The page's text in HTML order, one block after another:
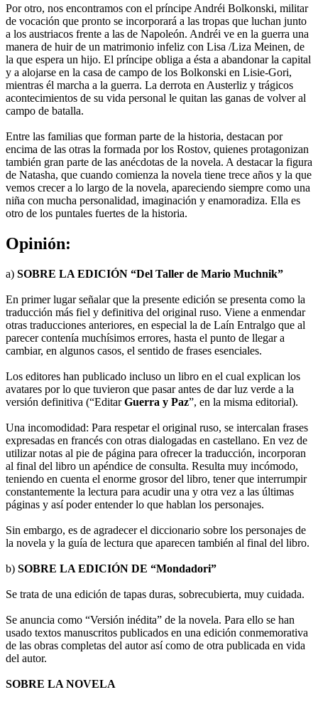
Por otro, nos encontramos con el príncipe Andréi Bolkonski, militar
de vocación que pronto se incorporará a las tropas que luchan junto
a los austriacos frente a las de Napoleón. Andréi ve en la guerra una
manera de huir de un matrimonio infeliz con Lisa /Liza Meinen, de
la que espera un hijo. El príncipe obliga a ésta a abandonar la capital
y a alojarse en la casa de campo de los Bolkonski en Lisie-Gori,
mientras él marcha a la guerra. La derrota en Austerliz y trágicos
acontecimientos de su vida personal le quitan las ganas de volver al
campo de batalla.
Entre las familias que forman parte de la historia, destacan por
encima de las otras la formada por los Rostov, quienes protagonizan
también gran parte de las anécdotas de la novela. A destacar la figura
de Natasha, que cuando comienza la novela tiene trece años y la que
vemos crecer a lo largo de la novela, apareciendo siempre como una
niña con mucha personalidad, imaginación y enamoradiza. Ella es
otro de los puntales fuertes de la historia.
Opinión:
a) SOBRE LA EDICIÓN “Del Taller de Mario Muchnik”
En primer lugar señalar que la presente edición se presenta como la
traducción más fiel y definitiva del original ruso. Viene a enmendar
otras traducciones anteriores, en especial la de Laín Entralgo que al
parecer contenía muchísimos errores, hasta el punto de llegar a
cambiar, en algunos casos, el sentido de frases esenciales.
Los editores han publicado incluso un libro en el cual explican los
avatares por lo que tuvieron que pasar antes de dar luz verde a la
versión definitiva (“EditarGuerra y Paz”, en la misma editorial).
Una incomodidad: Para respetar el original ruso, se intercalan frases
expresadas en francés con otras dialogadas en castellano. En vez de
utilizar notas al pie de página para ofrecer la traducción, incorporan
al final del libro un apéndice de consulta. Resulta muy incómodo,
teniendo en cuenta el enorme grosor del libro, tener que interrumpir
constantemente la lectura para acudir una y otra vez a las últimas
páginas y así poder entender lo que hablan los personajes.
Sin embargo, es de agradecer el diccionario sobre los personajes de
la novela y la guía de lectura que aparecen también al final del libro.
b) SOBRE LA EDICIÓN DE “Mondadori”
Se trata de una edición de tapas duras, sobrecubierta, muy cuidada.
Se anuncia como “Versión inédita” de la novela. Para ello se han
usado textos manuscritos publicados en una edición conmemorativa
de las obras completas del autor así como de otra publicada en vida
del autor.
SOBRE LA NOVELA